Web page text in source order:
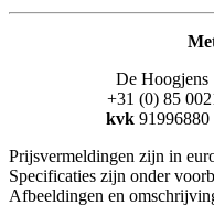
De
+31 (0) 85
kvk 91996880
Prijsvermeldingen zijn in
Specificaties zijn onder
Afbeeldingen en